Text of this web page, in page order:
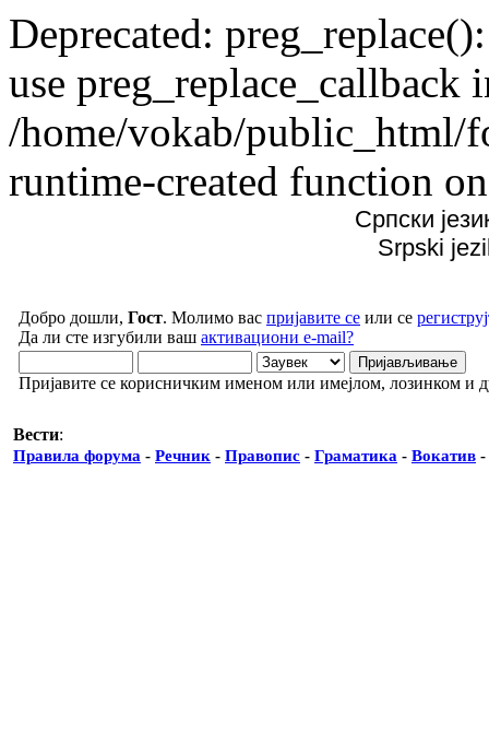
Deprecated:
use preg_replace_callback
/home/vokab/public_html/
runtime-created function
Српски
Srpski
Добро дошли, Гост. Молимо вас пријавите се или се
Да ли сте изгубили ваш активациони e-mail?
Пријавите се корисничким именом или имејлом, лозинком и
Вести:
Правила форума - Речник - Правопис - Граматика - Вокатив -